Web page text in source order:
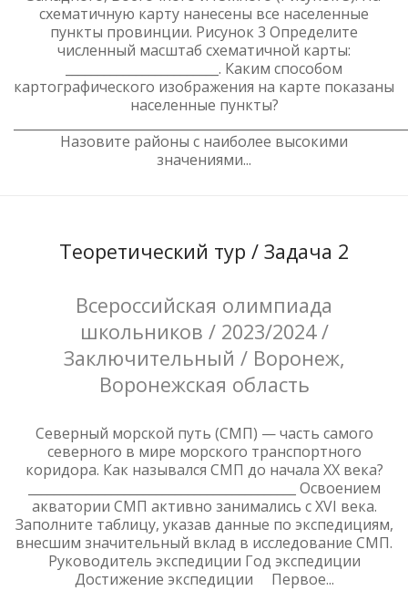
схематичную карту нанесены все населенные
пункты провинции. Рисунок 3 Определите
численный масштаб схематичной карты:
________________________. Каким способом
картографического изображения на карте показаны
населенные пункты?
Назовите районы с наиболее высокими
значениями...
Теоретический тур / Задача 2
Всероссийская олимпиада
школьников / 2023/2024 /
Заключительный / Воронеж,
Воронежская область
Северный морской путь (СМП) — часть самого
северного в мире морского транспортного
коридора. Как назывался СМП до начала ХХ века?
__________________________________________ Освоением
акватории СМП активно занимались с XVI века.
Заполните таблицу, указав данные по экспедициям,
внесшим значительный вклад в исследование СМП.
Руководитель экспедиции Год экспедиции
Достижение экспедиции Первое...